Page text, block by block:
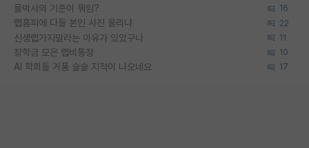
물박사의 기준이 뭐임? 16
랩홈피에 다들 본인 사진 올리냐 22
신생랩가지말라는 이유가 있었구나 11
장학금 모은 랩비통장 10
AI 학회들 거품 슬슬 지적이 나오네요 17